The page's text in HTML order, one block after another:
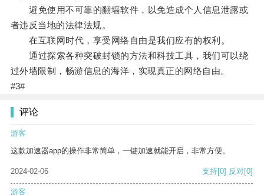
避免使用不可靠的翻墙软件，以免造成个人信息泄露或
者违反当地的法律法规。
在互联网时代，享受网络自由是我们应有的权利。
通过探索各种突破封锁的方法和科技工具，我们可以绕
过外墙限制，畅游信息的海洋，实现真正的网络自由。
#3#
评论
游客
这款加速器app的操作非常简单，一键加速就能开启，非常方便。
2024-02-06 支持[0] 反对[0]
游客